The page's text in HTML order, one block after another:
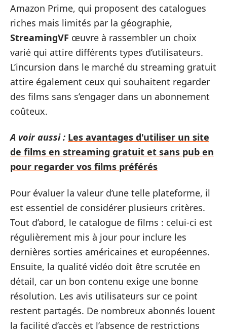
Amazon Prime, qui proposent des catalogues
riches mais limités par la géographie,
StreamingVF œuvre à rassembler un choix
varié qui attire différents types d’utilisateurs.
L’incursion dans le marché du streaming gratuit
attire également ceux qui souhaitent regarder
des films sans s’engager dans un abonnement
coûteux.
A voir aussi : Les avantages d'utiliser un site
de films en streaming gratuit et sans pub en
pour regarder vos films préférés
Pour évaluer la valeur d’une telle plateforme, il
est essentiel de considérer plusieurs critères.
Tout d’abord, le catalogue de films : celui-ci est
régulièrement mis à jour pour inclure les
dernières sorties américaines et européennes.
Ensuite, la qualité vidéo doit être scrutée en
détail, car un bon contenu exige une bonne
résolution. Les avis utilisateurs sur ce point
restent partagés. De nombreux abonnés louent
la facilité d’accès et l’absence de restrictions